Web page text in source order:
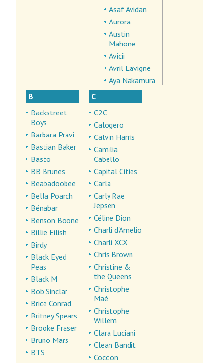
Asaf Avidan
Aurora
Austin
Mahone
Avicii
Avril Lavigne
Aya Nakamura
B
Backstreet
Boys
Barbara Pravi
Bastian Baker
Basto
BB Brunes
Beabadoobee
Bella Poarch
Bénabar
Benson Boone
Billie Eilish
Birdy
Black Eyed
Peas
Black M
Bob Sinclar
Brice Conrad
Britney Spears
Brooke Fraser
Bruno Mars
BTS
C
C2C
Calogero
Calvin Harris
Camilia
Cabello
Capital Cities
Carla
Carly Rae
Jepsen
Céline Dion
Charli d'Amelio
Charli XCX
Chris Brown
Christine &
the Queens
Christophe
Maé
Christophe
Willem
Clara Luciani
Clean Bandit
Cocoon